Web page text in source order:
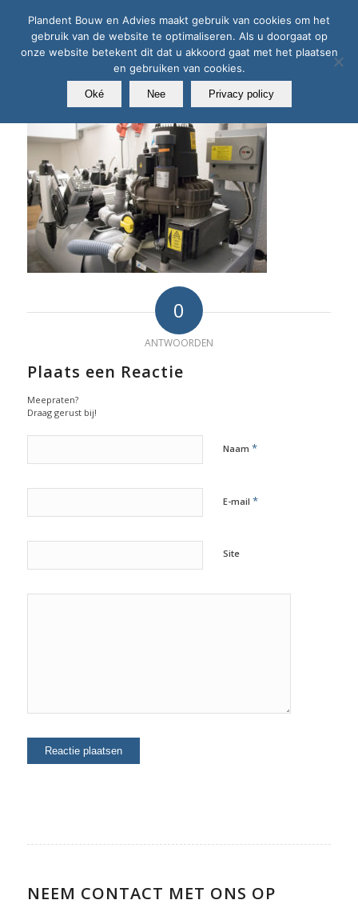
0
ANTWOORDEN
Plaats een Reactie
Meepraten?
Draag gerust bij!
Naam *
E-mail *
Site
NEEM CONTACT MET ONS OP
Plandent Bouw en Advies maakt gebruik van cookies om het
gebruik van de website te optimaliseren. Als u doorgaat op
onze website betekent dit dat u akkoord gaat met het plaatsen
en gebruiken van cookies.
Oké Nee Privacy policy